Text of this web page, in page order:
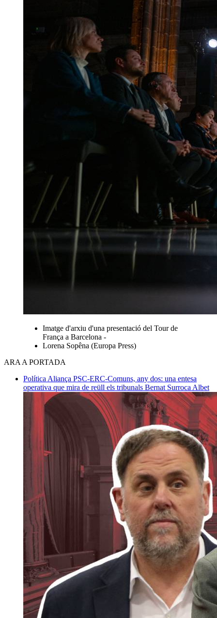
Imatge d'arxiu d'una presentació del Tour de
França a Barcelona -
Lorena Sopêna (Europa Press)
ARA A PORTADA
Política Aliança PSC-ERC-Comuns, any dos: una entesa
operativa que mira de reüll els tribunals Bernat Surroca Albet